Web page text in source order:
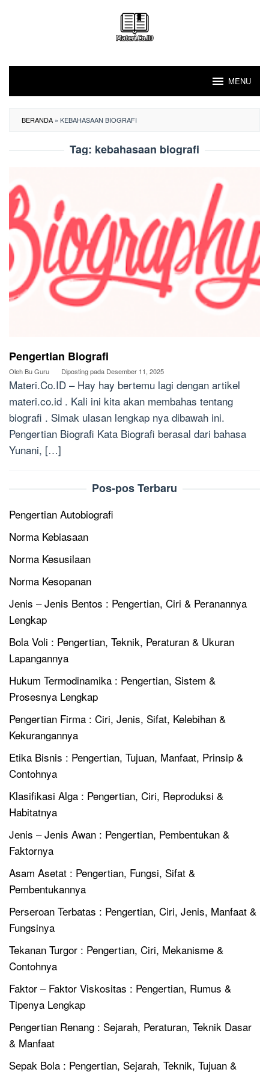
MENU
BERANDA » KEBAHASAAN BIOGRAFI
Tag: kebahasaan biografi
Pengertian Biografi
Oleh Bu Guru Diposting pada Desember 11, 2025
Materi.Co.ID – Hay hay bertemu lagi dengan artikel
materi.co.id . Kali ini kita akan membahas tentang
biografi . Simak ulasan lengkap nya dibawah ini.
Pengertian Biografi Kata Biografi berasal dari bahasa
Yunani, […]
Pos-pos Terbaru
Pengertian Autobiografi
Norma Kebiasaan
Norma Kesusilaan
Norma Kesopanan
Jenis – Jenis Bentos : Pengertian, Ciri & Peranannya
Lengkap
Bola Voli : Pengertian, Teknik, Peraturan & Ukuran
Lapangannya
Hukum Termodinamika : Pengertian, Sistem &
Prosesnya Lengkap
Pengertian Firma : Ciri, Jenis, Sifat, Kelebihan &
Kekurangannya
Etika Bisnis : Pengertian, Tujuan, Manfaat, Prinsip &
Contohnya
Klasifikasi Alga : Pengertian, Ciri, Reproduksi &
Habitatnya
Jenis – Jenis Awan : Pengertian, Pembentukan &
Faktornya
Asam Asetat : Pengertian, Fungsi, Sifat &
Pembentukannya
Perseroan Terbatas : Pengertian, Ciri, Jenis, Manfaat &
Fungsinya
Tekanan Turgor : Pengertian, Ciri, Mekanisme &
Contohnya
Faktor – Faktor Viskositas : Pengertian, Rumus &
Tipenya Lengkap
Pengertian Renang : Sejarah, Peraturan, Teknik Dasar
& Manfaat
Sepak Bola : Pengertian, Sejarah, Teknik, Tujuan &